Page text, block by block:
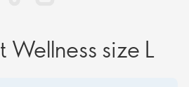
Wellness size L